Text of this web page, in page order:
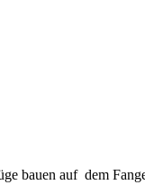
bauen auf dem